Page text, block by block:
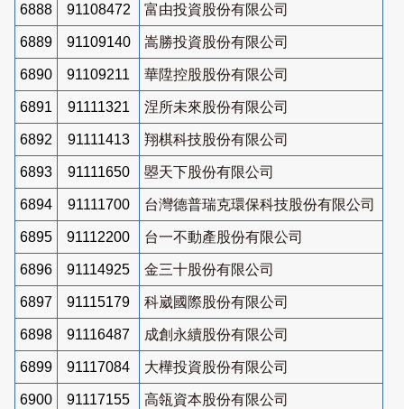
6888 91108472 富由投資股份有限公司
6889 91109140 嵩勝投資股份有限公司
6890 91109211 華陞控股股份有限公司
6891 91111321 涅所未來股份有限公司
6892 91111413 翔棋科技股份有限公司
6893 91111650 曌天下股份有限公司
6894 91111700 台灣德普瑞克環保科技股份有限公司
6895 91112200 台一不動產股份有限公司
6896 91114925 金三十股份有限公司
6897 91115179 科崴國際股份有限公司
6898 91116487 成創永續股份有限公司
6899 91117084 大樺投資股份有限公司
6900 91117155
高瓴資本股份有限公司